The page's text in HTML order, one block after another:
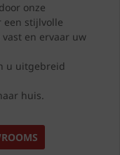
onze
een stijlvolle
en ervaar uw
u uitgebreid
huis.